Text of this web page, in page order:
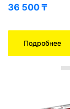
36 500₸
Подробнее